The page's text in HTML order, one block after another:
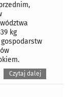
kg
Czytaj dalej